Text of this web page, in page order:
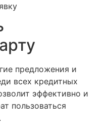
предложения и
всех кредитных
эффективно и
пользоваться